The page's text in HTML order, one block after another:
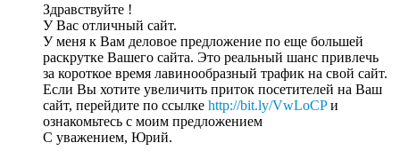
Здравствуйте !
У Вас отличный сайт.
У меня к Вам деловое предложение по еще большей
раскрутке Вашего сайта. Это реальный шанс привлечь
за короткое время лавинообразный трафик на свой сайт.
Если Вы хотите увеличить приток посетителей на Ваш
сайт, перейдите по ссылке http://bit.ly/VwLoCPи
ознакомьтесь с моим предложением
С уважением, Юрий.